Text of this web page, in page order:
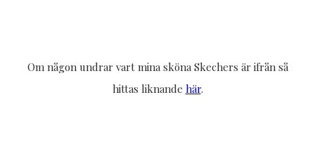
Om någon undrar vart mina sköna Skechers är ifrån så
hittas liknande här.